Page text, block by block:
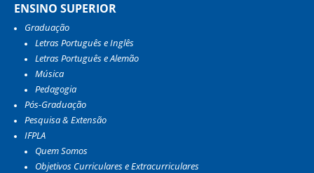
ENSINO SUPERIOR
Graduação
Letras Português e Inglês
Letras Português e Alemão
Música
Pedagogia
Pós-Graduação
Pesquisa & Extensão
IFPLA
Quem Somos
Objetivos Curriculares e Extracurriculares